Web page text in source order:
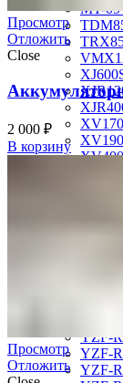
MT-09
YZF-
YZF-
YZF-
YZF-
Просмотр
Отложить
Close
2 000 ₽
В корзину
Просмотр
Отложить